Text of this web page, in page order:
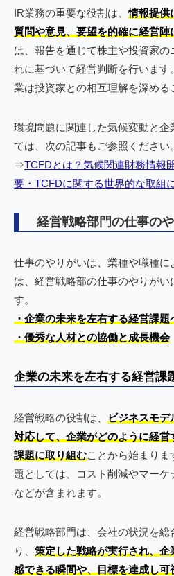
IR業務の重要な役割は、情報提供
質問や意見、要望を的確に経営陣
は、報告を通じて株主や投資家
れに基づいて経営判断を行いま
業は投資家との相互理解を深める
環境問題に関連した気候変動と
ては、次の記事もご参照ください。
⇒TCFDとは？気候関連財務情報
要・TCFDに関する世界的な取組
経営戦略部門の仕事の
仕事のやりがいは、業種や職種
は、経営戦略部の仕事のやりがい
す。
・企業の未来を左右する経営課題
・優秀な人材との協働と成長機会
企業の未来を左右する経営課
経営戦略の役割は、
ビジネスモデ
対応して、企業がどのように経
課題に取り組むことから始まり
題としては、コスト削減やマー
などが含まれます。
経営戦略部門は、会社の状況を
り、 策定した戦略が実行され、
感できる瞬間や、目標を達成し可